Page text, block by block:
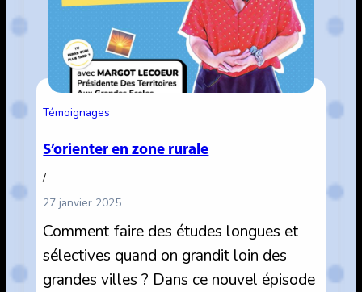
Témoignages
S’orienter en zone rurale
/
27 janvier 2025
Comment faire des études longues et
sélectives quand on grandit loin des
grandes villes ? Dans ce nouvel épisode